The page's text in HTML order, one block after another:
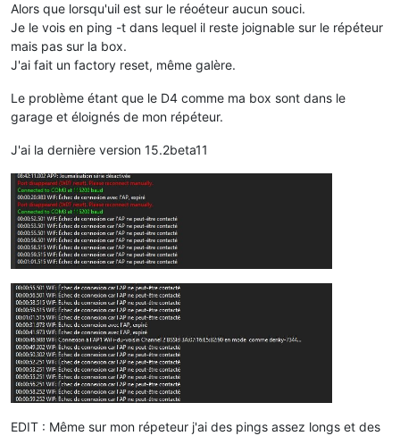
Alors que lorsqu'uil est sur le réoéteur aucun souci.
Je le vois en ping -t dans lequel il reste joignable sur le répéteur
mais pas sur la box.
J'ai fait un factory reset, même galère.
Le problème étant que le D4 comme ma box sont dans le
garage et éloignés de mon répéteur.
J'ai la dernière version 15.2beta11
EDIT : Même sur mon répeteur j'ai des pings assez longs et des